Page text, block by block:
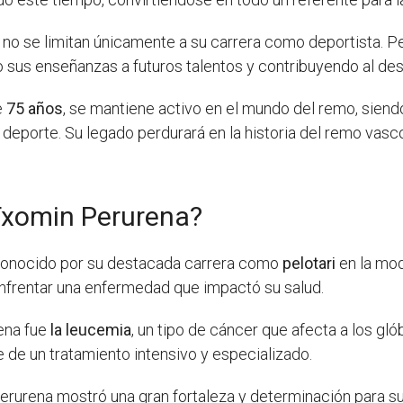
se limitan únicamente a su carrera como deportista.
sus enseñanzas a futuros talentos y contribuyendo al
75 años, se mantiene activo en el mundo del remo,
Su legado perdurará en la historia del remo
Perurena?
por su destacada carrera como pelotari en la
una enfermedad que impactó su salud.
fue la leucemia, un tipo de cáncer que afecta a los
un tratamiento intensivo y especializado.
mostró una gran fortaleza y determinación para